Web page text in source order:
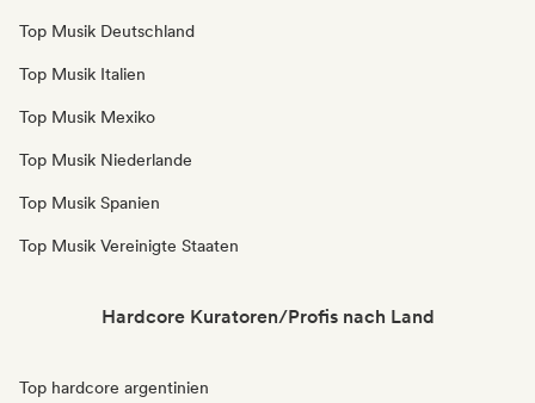
Top Musik Deutschland
Top Musik Italien
Top Musik Mexiko
Top Musik Niederlande
Top Musik Spanien
Top Musik Vereinigte Staaten
Hardcore Kuratoren/Profis nach Land
Top hardcore argentinien